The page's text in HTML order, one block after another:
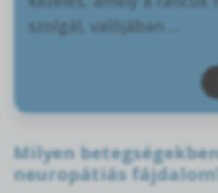
szolgál, valójában ...
Milyen
neuropátiás